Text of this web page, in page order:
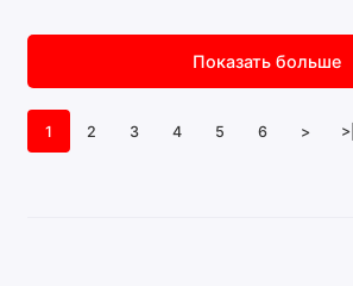
1 2 3 4 5 6 > >|
Показать больше